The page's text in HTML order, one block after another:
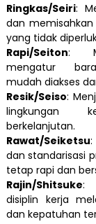
Ringkas/Seiri:
dan
yang tidak
Rapi/Seiton:
mengatur
mudah diakses
Resik/Seiso:
lingkungan
berkelanjutan.
Rawat/Seiketsu
dan standarisasi
tetap rapi dan
Rajin/Shitsuke:
disiplin kerja
dan kepatuhan